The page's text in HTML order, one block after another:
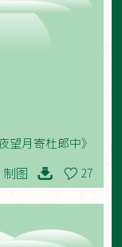
望月寄杜郎中》
制图 27